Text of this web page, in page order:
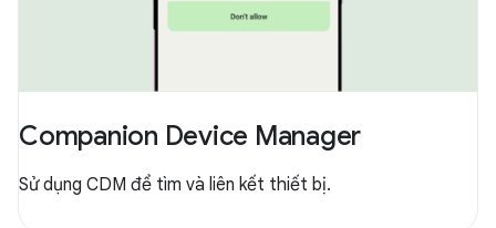
Companion Device Manager
Sử dụng CDM để tìm và liên kết thiết bị.